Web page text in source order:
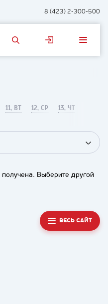
8 (423) 2-300-500
11, ВТ 12, СР
13, ЧТ
Выберите другой
ВЕСЬ САЙТ